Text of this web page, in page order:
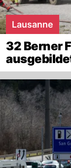
Lausanne
32 Berner